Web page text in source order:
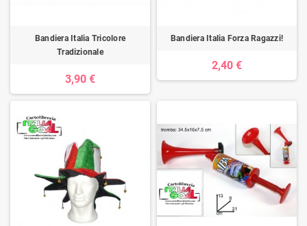
Bandiera Italia Tricolore
Tradizionale
3,90 €
Bandiera Italia Forza Ragazzi!
2,40 €